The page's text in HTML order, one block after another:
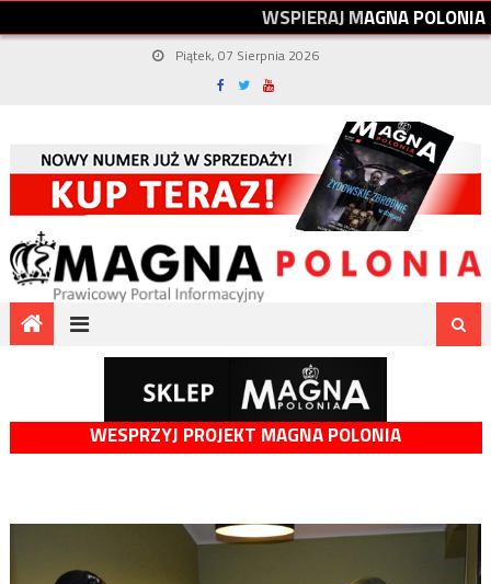
WSPIERAJMAGNAPOLONIA
Piątek, 07 Sierpnia 2026
WESPRZYJ PROJEKT MAGNA POLONIA